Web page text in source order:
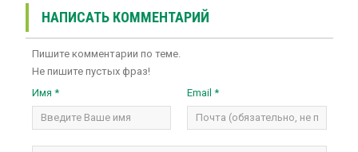
НАПИСАТЬ КОММЕНТАРИЙ
Пишите комментарии по теме.
Не пишите пустых фраз!
Имя *
Email *